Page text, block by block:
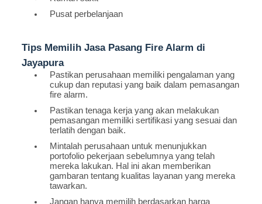
Pusat perbelanjaan
Tips Memilih Jasa Pasang Fire Alarm di
Jayapura
Pastikan perusahaan memiliki pengalaman yang
cukup dan reputasi yang baik dalam pemasangan
fire alarm.
Pastikan tenaga kerja yang akan melakukan
pemasangan memiliki sertifikasi yang sesuai dan
terlatih dengan baik.
Mintalah perusahaan untuk menunjukkan
portofolio pekerjaan sebelumnya yang telah
mereka lakukan. Hal ini akan memberikan
gambaran tentang kualitas layanan yang mereka
tawarkan.
Jangan hanya memilih berdasarkan harga